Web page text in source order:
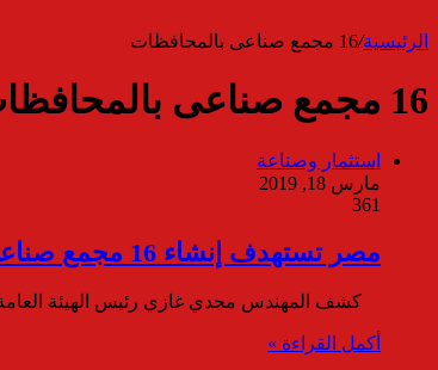
الرئيسية/16 مجمع صناعى بالمحافظات
16 مجمع صناعى بالمحافظات
استثمار وصناعة
مارس 18, 2019
361
مصر تستهدف إنشاء 16 مجمع صناعي جديد بالمحافظات خلال 2019
كشف المهندس مجدي غازي رئيس الهيئة العامة
أكمل القراءة »